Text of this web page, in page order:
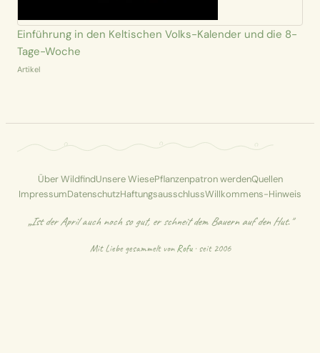
Einführung in den Keltischen Volks-Kalender und die 8-
Tage-Woche
Artikel
Über WildfindUnsere WiesePflanzenpatron werdenQuellen
ImpressumDatenschutzHaftungsausschlussWillkommens-Hinweis
„Ist der April auch noch so gut, er schneit dem Bauern auf den Hut."
Mit Liebe gesammelt vonRofu· seit 2006